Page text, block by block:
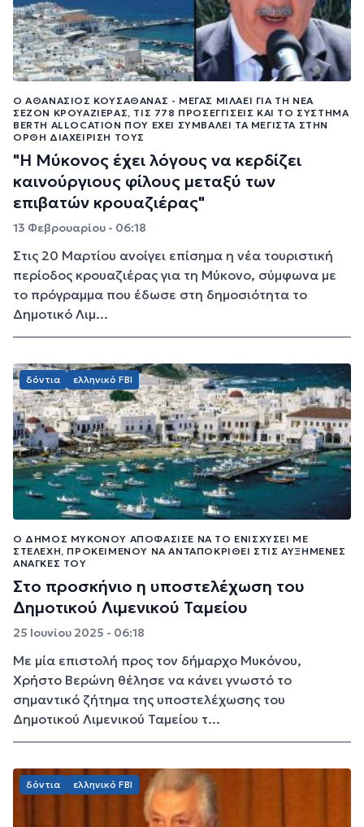
Ο ΑΘΑΝΆΣΙΟΣ ΚΟΥΣΑΘΑΝΆΣ - ΜΈΓΑΣ ΜΙΛΆΕΙ ΓΙΑ ΤΗ ΝΈΑ
ΣΕΖΌΝ ΚΡΟΥΑΖΙΈΡΑΣ, ΤΙΣ 778 ΠΡΟΣΕΓΓΊΣΕΙΣ ΚΑΙ ΤΟ ΣΎΣΤΗΜΑ
BERTH ALLOCATION ΠΟΥ ΈΧΕΙ ΣΥΜΒΆΛΕΙ ΤΑ ΜΈΓΙΣΤΑ ΣΤΗΝ
ΟΡΘΉ ΔΙΑΧΕΊΡΙΣΉ ΤΟΥΣ
"Η Μύκονος έχει λόγους να κερδίζει
καινούργιους φίλους μεταξύ των
επιβατών κρουαζιέρας"
13 Φεβρουαρίου - 06:18
Στις 20 Μαρτίου ανοίγει επίσημα η νέα τουριστική
περίοδος κρουαζιέρας για τη Μύκονο, σύμφωνα με
το πρόγραμμα που έδωσε στη δημοσιότητα το
Δημοτικό Λιμ...
δόντια ελληνικό FBI
Ο ΔΉΜΟΣ ΜΥΚΌΝΟΥ ΑΠΟΦΆΣΙΣΕ ΝΑ ΤΟ ΕΝΙΣΧΎΣΕΙ ΜΕ
ΣΤΕΛΈΧΗ, ΠΡΟΚΕΙΜΈΝΟΥ ΝΑ ΑΝΤΑΠΟΚΡΙΘΕΊ ΣΤΙΣ ΑΥΞΗΜΈΝΕΣ
ΑΝΆΓΚΕΣ ΤΟΥ
Στο προσκήνιο η υποστελέχωση του
Δημοτικού Λιμενικού Ταμείου
25 Ιουνίου 2025 - 06:18
Με μία επιστολή προς τον δήμαρχο Μυκόνου,
Χρήστο Βερώνη θέλησε να κάνει γνωστό το
σημαντικό ζήτημα της υποστελέχωσης του
Δημοτικού Λιμενικού Ταμείου τ...
δόντια ελληνικό FBI